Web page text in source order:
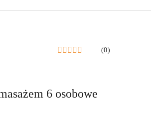
(0)
6 osobowe